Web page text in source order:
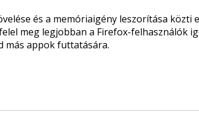
és a memóriaigény leszorítása közti
meg legjobban a Firefox-felhasználók
más appok futtatására.